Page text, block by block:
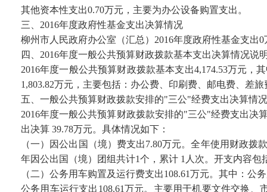
其他资本性支出0.70万元，主要为办公设备购置支出。
三、2016年度政府性基金支出决算情况
柳州市人民政府办公室（汇总）2016年度政府性基金支出
四、2016年度一般公共预算财政拨款基本支出决算情况说
2016年度一般公共预算财政拨款基本支出4,174.53万元，
1,803.82万元，主要包括：办公费、印刷费、邮电费、差
五、一般公共预算财政拨款安排的"三公"经费支出决算情
2016年度一般公共预算财政拨款安排的"三公"经费支出决
出决算 39.78万元。具体情况如下：
（一）因公出国（境）费支出7.80万元。全年使用财政
年因公出国（境）团组共计1个，累计 1人次。开支内容
（二）公务用车购置及运行费支出108.61万元。其中：公
公务用车运行支出108.61万元。主要用于机要文件交换